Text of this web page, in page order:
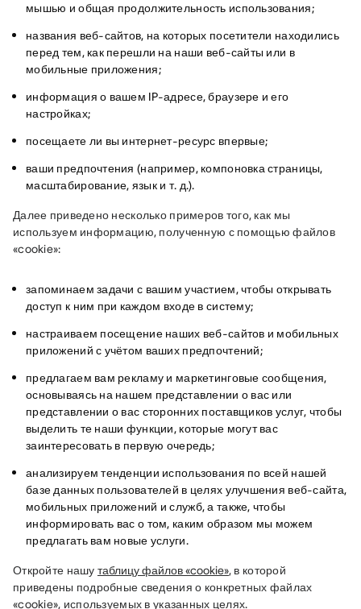
мышью и общая продолжительность использования;
названия веб-сайтов, на которых посетители находились
перед тем, как перешли на наши веб-сайты или в
мобильные приложения;
информация о вашем IP-адресе, браузере и его
настройках;
посещаете ли вы интернет-ресурс впервые;
ваши предпочтения (например, компоновка страницы,
масштабирование, язык и т. д.).
Далее приведено несколько примеров того, как мы
используем информацию, полученную с помощью файлов
«cookie»:
запоминаем задачи с вашим участием, чтобы открывать
доступ к ним при каждом входе в систему;
настраиваем посещение наших веб-сайтов и мобильных
приложений с учётом ваших предпочтений;
предлагаем вам рекламу и маркетинговые сообщения,
основываясь на нашем представлении о вас или
представлении о вас сторонних поставщиков услуг, чтобы
выделить те наши функции, которые могут вас
заинтересовать в первую очередь;
анализируем тенденции использования по всей нашей
базе данных пользователей в целях улучшения веб-сайта,
мобильных приложений и служб, а также, чтобы
информировать вас о том, каким образом мы можем
предлагать вам новые услуги.
Откройте нашу таблицу файлов «cookie», в которой
приведены подробные сведения о конкретных файлах
«cookie», используемых в указанных целях.